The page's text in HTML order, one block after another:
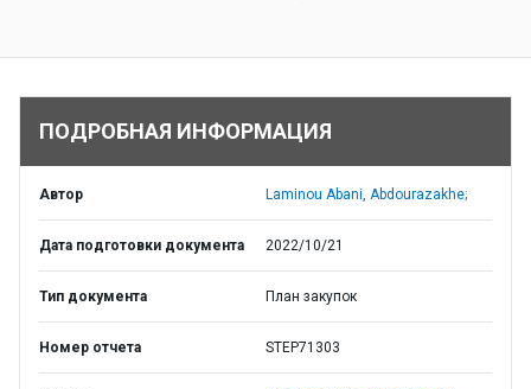
ПОДРОБНАЯ ИНФОРМАЦИЯ
Автор Laminou Abani, Abdourazakhe;
Дата подготовки документа 2022/10/21
Тип документа План закупок
Номер отчета STEP71303